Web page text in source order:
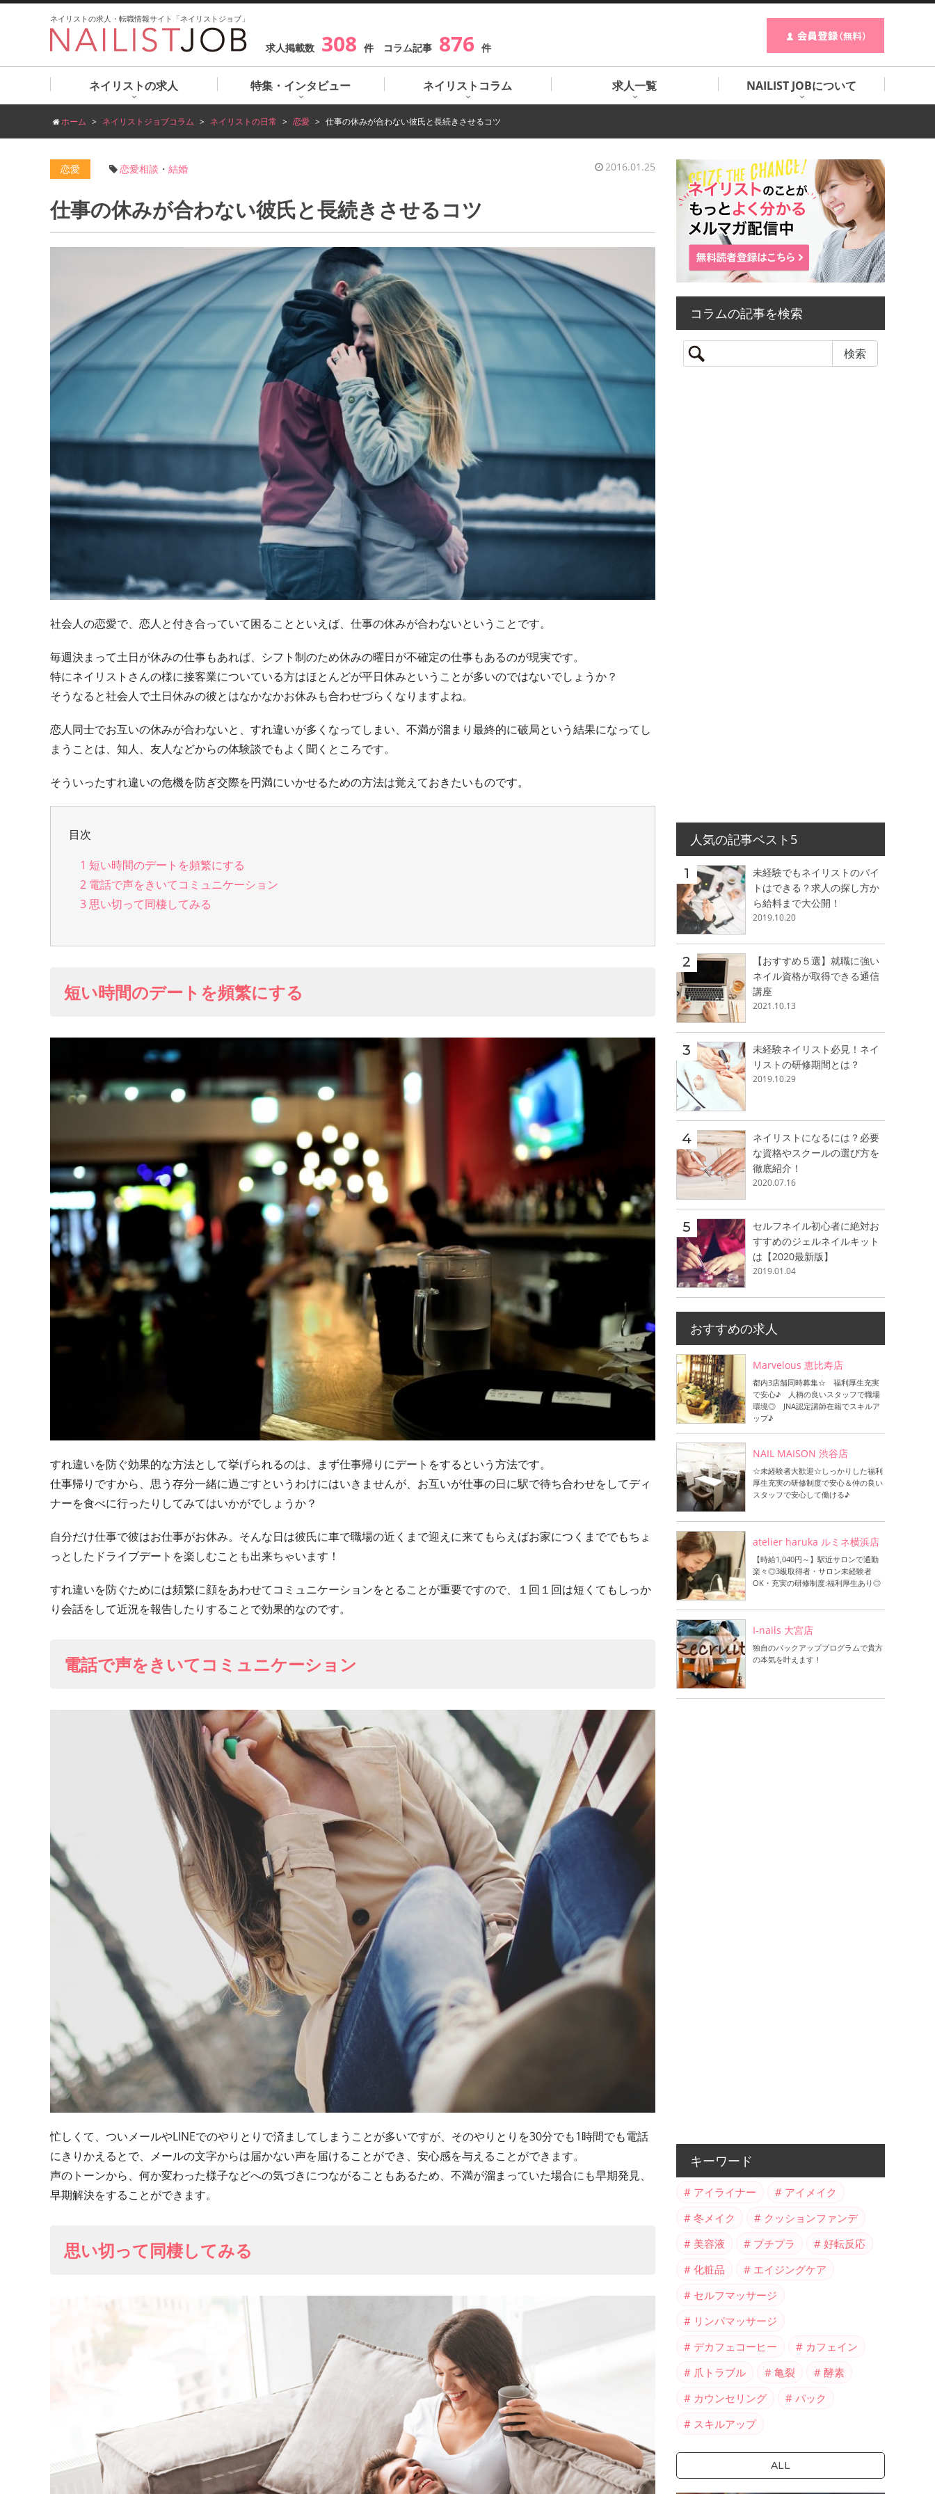
ネイリストの求人・転職情報サイト「ネイリストジョブ」
求人掲載数 308 件 コラム記事 876 件
ネイリストの求人 特集・インタビュー ネイリストコラム 求人一覧 NAILIST JOBについて
ホーム ネイリストジョブコラム ネイリストの日常 恋愛 仕事の休みが合わない彼氏と長続きさせるコツ
恋愛 恋愛相談 ・ 結婚 2016.01.25
仕事の休みが合わない彼氏と長続きさせるコツ
社会人の恋愛で、恋人と付き合っていて困ることといえば、仕事の休みが合わないということです。
毎週決まって土日が休みの仕事もあれば、シフト制のため休みの曜日が不確定の仕事もあるのが現実です。
特にネイリストさんの様に接客業についている方はほとんどが平日休みということが多いのではないでしょうか？
そうなると社会人で土日休みの彼とはなかなかお休みも合わせづらくなりますよね。
恋人同士でお互いの休みが合わないと、すれ違いが多くなってしまい、不満が溜まり最終的に破局という結果になってし
まうことは、知人、友人などからの体験談でもよく聞くところです。
そういったすれ違いの危機を防ぎ交際を円満にいかせるための方法は覚えておきたいものです。
目次
1 短い時間のデートを頻繁にする
2 電話で声をきいてコミュニケーション
3思い切って同棲してみる
短い時間のデートを頻繁にする
すれ違いを防ぐ効果的な方法として挙げられるのは、まず仕事帰りにデートをするという方法です。
仕事帰りですから、思う存分一緒に過ごすというわけにはいきませんが、お互いが仕事の日に駅で待ち合わせをしてディ
ナーを食べに行ったりしてみてはいかがでしょうか？
自分だけ仕事で彼はお仕事がお休み。そんな日は彼氏に車で職場の近くまで迎えに来てもらえばお家につくまででもちょ
っとしたドライブデートを楽しむことも出来ちゃいます！
すれ違いを防ぐためには頻繁に顔をあわせてコミュニケーションをとることが重要ですので、１回１回は短くてもしっか
り会話をして近況を報告したりすることで効果的なのです。
電話で声をきいてコミュニケーション
忙しくて、ついメールやLINEでのやりとりで済ましてしまうことが多いですが、そのやりとりを30分でも1時間でも電話
にきりかえるとで、メールの文字からは届かない声を届けることができ、安心感を与えることができます。
声のトーンから、何か変わった様子などへの気づきにつながることもあるため、不満が溜まっていた場合にも早期発見、
早期解決をすることができます。
思い切って同棲してみる
コラムの記事を検索
人気の記事ベスト5
未経験でもネイリストのバイ
トはできる？求人の探し方か
ら給料まで大公開！
2019.10.20
【おすすめ５選】就職に強い
ネイル資格が取得できる通信
講座
2021.10.13
未経験ネイリスト必見！ネイ
リストの研修期間とは？
2019.10.29
ネイリストになるには？必要
な資格やスクールの選び方を
徹底紹介！
2020.07.16
セルフネイル初心者に絶対お
すすめのジェルネイルキット
は【2020最新版】
2019.01.04
おすすめの求人
Marvelous 恵比寿店
都内3店舗同時募集☆ 福利厚生充実
で安心♪ 人柄の良いスタッフで職場
環境◎ JNA認定講師在籍でスキルア
ップ♪
NAIL MAISON 渋谷店
☆未経験者大歓迎☆しっかりした福利
厚生充実の研修制度で安心＆仲の良い
スタッフで安心して働ける♪
atelier haruka ルミネ横浜店
【時給1,040円～】駅近サロンで通勤
楽々◎3級取得者・サロン未経験者
OK・充実の研修制度:福利厚生あり◎
I-nails 大宮店
独自のバックアッププログラムで貴方
の本気を叶えます！
キーワード
アイライナー
アイメイク
冬メイク
クッションファンデ
美容液
プチプラ
好転反応
化粧品
エイジングケア
セルフマッサージ
リンパマッサージ
デカフェコーヒー
カフェイン
爪トラブル
亀裂
酵素
カウンセリング
パック
スキルアップ
ALL